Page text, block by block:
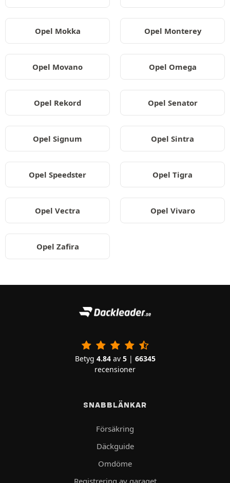
Opel Mokka Opel Monterey
Opel Movano Opel Omega
Opel Rekord Opel Senator
Opel Signum Opel Sintra
Opel Speedster Opel Tigra
Opel Vectra Opel Vivaro
Opel Zafira
Betyg 4.84av 5| 66345
recensioner
SNABBLÄNKAR
Försäkring
Däckguide
Omdöme
Registrering av garaget